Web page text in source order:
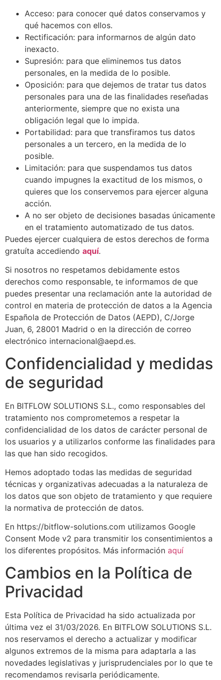
Acceso: para conocer qué datos conservamos y
qué hacemos con ellos.
Rectificación: para informarnos de algún dato
inexacto.
Supresión: para que eliminemos tus datos
personales, en la medida de lo posible.
Oposición: para que dejemos de tratar tus datos
personales para una de las finalidades reseñadas
anteriormente, siempre que no exista una
obligación legal que lo impida.
Portabilidad: para que transfiramos tus datos
personales a un tercero, en la medida de lo
posible.
Limitación: para que suspendamos tus datos
cuando impugnes la exactitud de los mismos, o
quieres que los conservemos para ejercer alguna
acción.
A no ser objeto de decisiones basadas únicamente
en el tratamiento automatizado de tus datos.
Puedes ejercer cualquiera de estos derechos de forma
gratuíta accediendo aquí.
Si nosotros no respetamos debidamente estos
derechos como responsable, te informamos de que
puedes presentar una reclamación ante la autoridad de
control en materia de protección de datos a la Agencia
Española de Protección de Datos (AEPD), C/Jorge
Juan, 6, 28001 Madrid o en la dirección de correo
electrónico internacional@aepd.es.
Confidencialidad y medidas
de seguridad
En BITFLOW SOLUTIONS S.L., como responsables del
tratamiento nos comprometemos a respetar la
confidencialidad de los datos de carácter personal de
los usuarios y a utilizarlos conforme las finalidades para
las que han sido recogidos.
Hemos adoptado todas las medidas de seguridad
técnicas y organizativas adecuadas a la naturaleza de
los datos que son objeto de tratamiento y que requiere
la normativa de protección de datos.
En https://bitflow-solutions.com utilizamos Google
Consent Mode v2 para transmitir los consentimientos a
los diferentes propósitos. Más información aquí
Cambios en la Política de
Privacidad
Esta Política de Privacidad ha sido actualizada por
última vez el 31/03/2026. En BITFLOW SOLUTIONS S.L.
nos reservamos el derecho a actualizar y modificar
algunos extremos de la misma para adaptarla a las
novedades legislativas y jurisprudenciales por lo que te
recomendamos revisarla periódicamente.